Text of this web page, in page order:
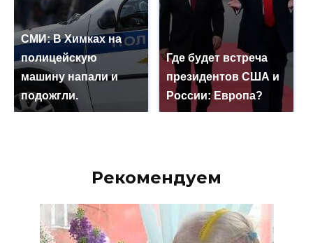
СМИ: В Химках на
полицейскую
машину напали и
подожгли.
Где будет встреча
президентов США и
России: Европа?
Рекомендуем